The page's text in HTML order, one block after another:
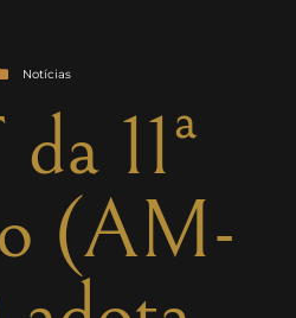
Notícias
11ª
(AM-